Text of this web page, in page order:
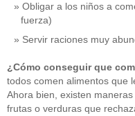
Obligar a los niños a
fuerza)
Servir raciones muy
¿Cómo conseguir que
todos comen alimentos que
Ahora bien, existen
frutas o verduras que